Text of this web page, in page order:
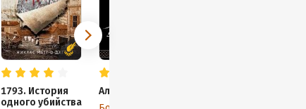
1793. История
одного убийства
Алмазная колесница